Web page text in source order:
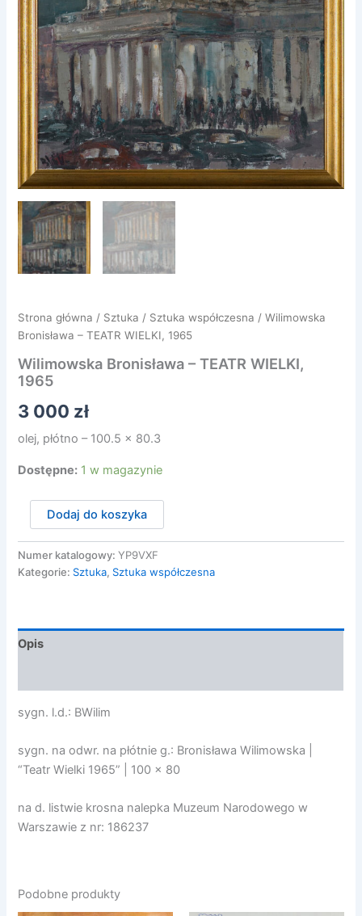
Strona główna / Sztuka / Sztuka współczesna / Wilimowska
Bronisława – TEATR WIELKI, 1965
Wilimowska Bronisława – TEATR WIELKI,
1965
3 000 zł
olej, płótno – 100.5 x 80.3
Dostępne: 1 w magazynie
Wilimowska
Bronisława
-
TEATR
Dodaj do koszyka
Numer katalogowy:YP9VXF
Kategorie: Sztuka, Sztuka współczesna
Opis
sygn. l.d.: BWilim
sygn. na odwr. na płótnie g.: Bronisława Wilimowska |
“Teatr Wielki 1965” | 100 x 80
na d. listwie krosna nalepka Muzeum Narodowego w
Warszawie z nr: 186237
Podobne produkty